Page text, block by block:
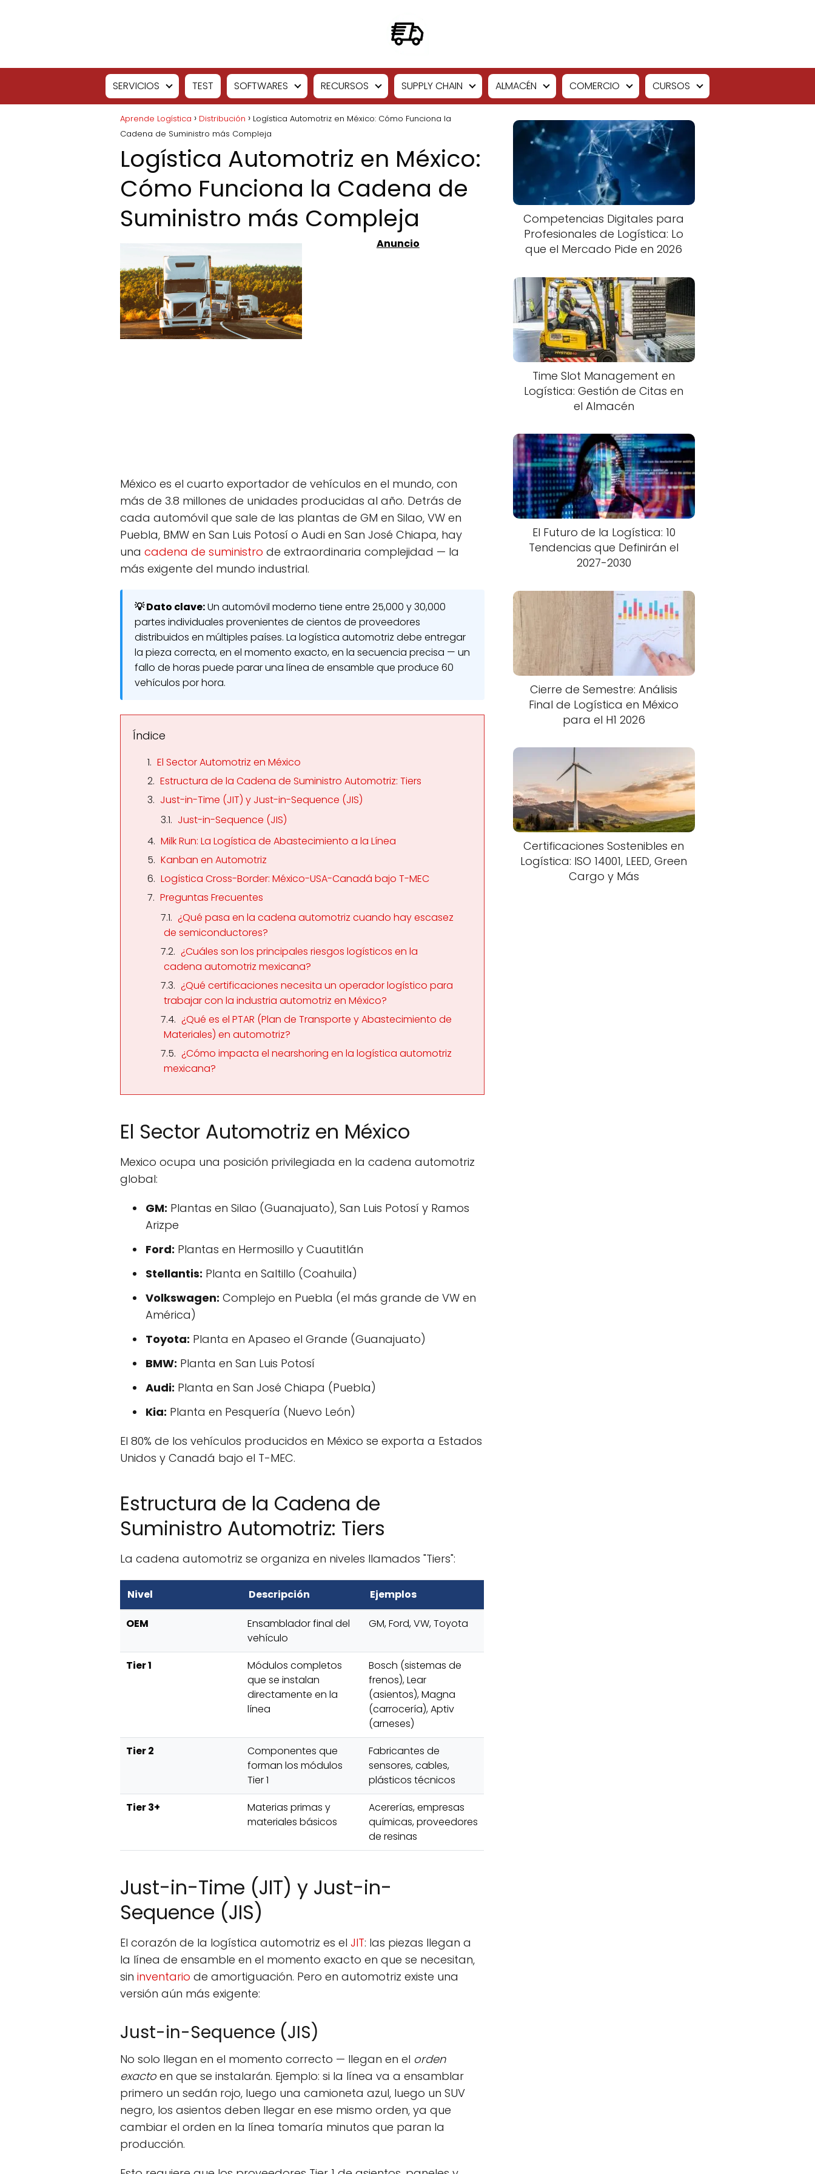
SERVICIOS TEST SOFTWARES RECURSOS SUPPLY CHAIN ALMACÉN COMERCIO CURSOS
Aprende Logística Distribución
Logística Automotriz en México: Cómo Funciona la
Cadena de Suministro más Compleja
Logística Automotriz en México:
Cómo Funciona la Cadena de
Suministro más Compleja
México es el cuarto exportador de vehículos en el mundo, con
más de 3.8 millones de unidades producidas al año. Detrás de
cada automóvil que sale de las plantas de GM en Silao, VW en
Puebla, BMW en San Luis Potosí o Audi en San José Chiapa, hay
una cadena de suministro de extraordinaria complejidad — la
más exigente del mundo industrial.
💡 Dato clave:Un automóvil moderno tiene entre 25,000 y 30,000
partes individuales provenientes de cientos de proveedores
distribuidos en múltiples países. La logística automotriz debe entregar
la pieza correcta, en el momento exacto, en la secuencia precisa — un
fallo de horas puede parar una línea de ensamble que produce 60
vehículos por hora.
Índice
El Sector Automotriz en México
Estructura de la Cadena de Suministro Automotriz: Tiers
Just-in-Time (JIT) y Just-in-Sequence (JIS)
Just-in-Sequence (JIS)
Milk Run: La Logística de Abastecimiento a la Línea
Kanban en Automotriz
Logística Cross-Border: México-USA-Canadá bajo T-MEC
Preguntas Frecuentes
¿Qué pasa en la cadena automotriz cuando hay escasez
de semiconductores?
¿Cuáles son los principales riesgos logísticos en la
cadena automotriz mexicana?
¿Qué certificaciones necesita un operador logístico para
trabajar con la industria automotriz en México?
¿Qué es el PTAR (Plan de Transporte y Abastecimiento de
Materiales) en automotriz?
¿Cómo impacta el nearshoring en la logística automotriz
mexicana?
El Sector Automotriz en México
Mexico ocupa una posición privilegiada en la cadena automotriz
global:
GM: Plantas en Silao (Guanajuato), San Luis Potosí y Ramos
Arizpe
Ford: Plantas en Hermosillo y Cuautitlán
Stellantis: Planta en Saltillo (Coahuila)
Volkswagen: Complejo en Puebla (el más grande de VW en
América)
Toyota: Planta en Apaseo el Grande (Guanajuato)
BMW: Planta en San Luis Potosí
Audi: Planta en San José Chiapa (Puebla)
Kia: Planta en Pesquería (Nuevo León)
El 80% de los vehículos producidos en México se exporta a Estados
Unidos y Canadá bajo el T-MEC.
Estructura de la Cadena de
Suministro Automotriz: Tiers
La cadena automotriz se organiza en niveles llamados "Tiers":
Nivel Descripción Ejemplos
OEM
Ensamblador final del
vehículo
GM, Ford, VW, Toyota
Tier 1
Módulos completos
que se instalan
directamente en la
línea
Bosch (sistemas de
frenos), Lear
(asientos), Magna
(carrocería), Aptiv
(arneses)
Tier 2
Componentes que
forman los módulos
Tier 1
Fabricantes de
sensores, cables,
plásticos técnicos
Tier 3+
Materias primas y
materiales básicos
Acererías, empresas
químicas, proveedores
de resinas
Just-in-Time (JIT) y Just-in-
Sequence (JIS)
El corazón de la logística automotriz es el JIT: las piezas llegan a
la línea de ensamble en el momento exacto en que se necesitan,
sin inventario de amortiguación. Pero en automotriz existe una
versión aún más exigente:
Just-in-Sequence (JIS)
No solo llegan en el momento correcto — llegan en el orden
exacto en que se instalarán. Ejemplo: si la línea va a ensamblar
primero un sedán rojo, luego una camioneta azul, luego un SUV
negro, los asientos deben llegar en ese mismo orden, ya que
cambiar el orden en la línea tomaría minutos que paran la
producción.
Competencias Digitales para
Profesionales de Logística: Lo
que el Mercado Pide en 2026
Time Slot Management en
Logística: Gestión de Citas en
el Almacén
El Futuro de la Logística: 10
Tendencias que Definirán el
2027-2030
Cierre de Semestre: Análisis
Final de Logística en México
para el H1 2026
Certificaciones Sostenibles en
Logística: ISO 14001, LEED, Green
Cargo y Más